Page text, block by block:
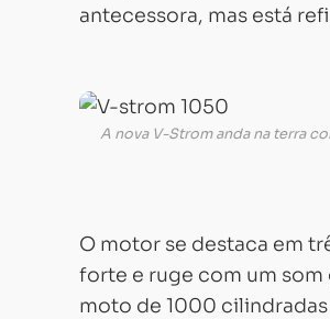
antecessora, mas está
A nova V-Strom anda na terra
O motor se destaca em
forte e ruge com um
moto de 1000 cilindradas